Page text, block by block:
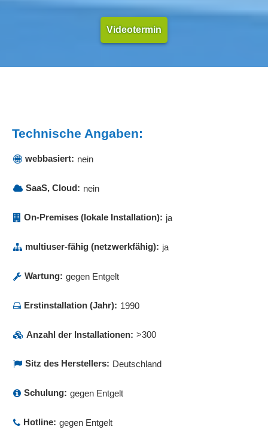
Videotermin
Technische Angaben:
webbasiert: nein
SaaS, Cloud: nein
On-Premises (lokale Installation): ja
multiuser-fähig (netzwerkfähig): ja
Wartung: gegen Entgelt
Erstinstallation (Jahr): 1990
Anzahl der Installationen: >300
Sitz des Herstellers: Deutschland
Schulung: gegen Entgelt
Hotline: gegen Entgelt